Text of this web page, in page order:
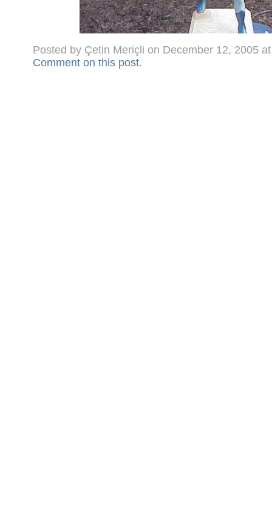
Posted by Çetin Meriçli on December 12, 2005
Comment on this post.